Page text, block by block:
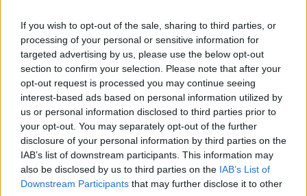
If you wish to opt-out of the sale, sharing to third parties, or
processing of your personal or sensitive information for
targeted advertising by us, please use the below opt-out
section to confirm your selection. Please note that after your
opt-out request is processed you may continue seeing
interest-based ads based on personal information utilized by
us or personal information disclosed to third parties prior to
your opt-out. You may separately opt-out of the further
disclosure of your personal information by third parties on the
IAB’s list of downstream participants. This information may
also be disclosed by us to third parties on the IAB’s List of
Downstream Participants that may further disclose it to other
Feliratkozom a hírlevélre és elfogadom azadatvédelmi
szabályzatot!
FELIRATKOZÁS